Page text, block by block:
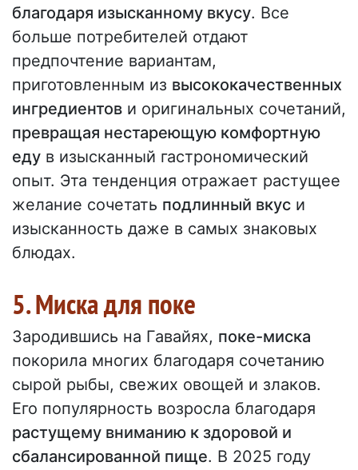
благодаря изысканному вкусу. Все
больше потребителей отдают
предпочтение вариантам,
приготовленным из высококачественных
ингредиентов и оригинальных сочетаний,
превращая нестареющую комфортную
еду в изысканный гастрономический
опыт. Эта тенденция отражает растущее
желание сочетать подлинный вкус и
изысканность даже в самых знаковых
блюдах.
5. Миска для поке
Зародившись на Гавайях, поке-миска
покорила многих благодаря сочетанию
сырой рыбы, свежих овощей и злаков.
Его популярность возросла благодаря
растущему вниманию к здоровой и
сбалансированной пище. В 2025 году